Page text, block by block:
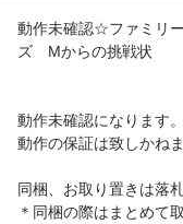
動作未確認☆ファミリ
ズ Mからの挑戦状
動作未確認になります。
動作の保証は致しかねま
同梱、お取り置きは落
＊同梱の際はまとめて